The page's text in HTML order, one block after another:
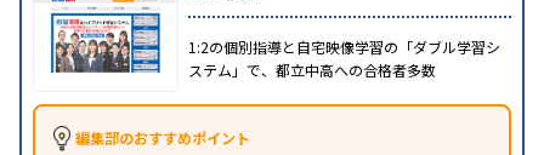
1:2の個別指導と自宅映像学習の「ダブル学習シ
ステム」で、都立中高への合格者多数
編集部のおすすめポイント